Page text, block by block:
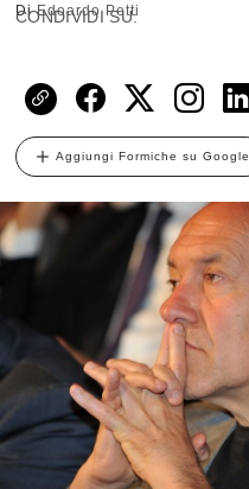
DiEdoardo Petti
CONDIVIDI SU:
Aggiungi Formiche su Google